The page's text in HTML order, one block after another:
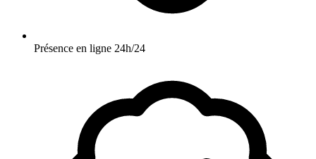
Présence en ligne 24h/24